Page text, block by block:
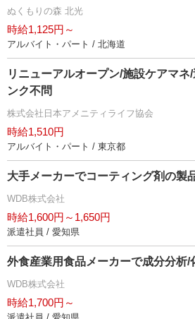
ぬくもりの森 北光
時給1,125円～
アルバイト・パート / 北海道
リニューアルオープン/施設ケアマネ
ンク不問
株式会社日本アメニティライフ協会
時給1,510円
アルバイト・パート / 東京都
大手メーカーでコーティング剤の製
WDB株式会社
時給1,600円～1,650円
派遣社員 / 愛知県
外食産業用食品メーカーで成分分析/
WDB株式会社
時給1,700円～